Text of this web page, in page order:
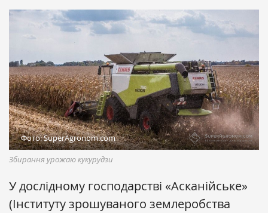
Фото: SuperAgronom.com
Збирання урожаю кукурудзи
У дослідному господарстві «Асканійське»
(Інституту зрошуваного землеробства